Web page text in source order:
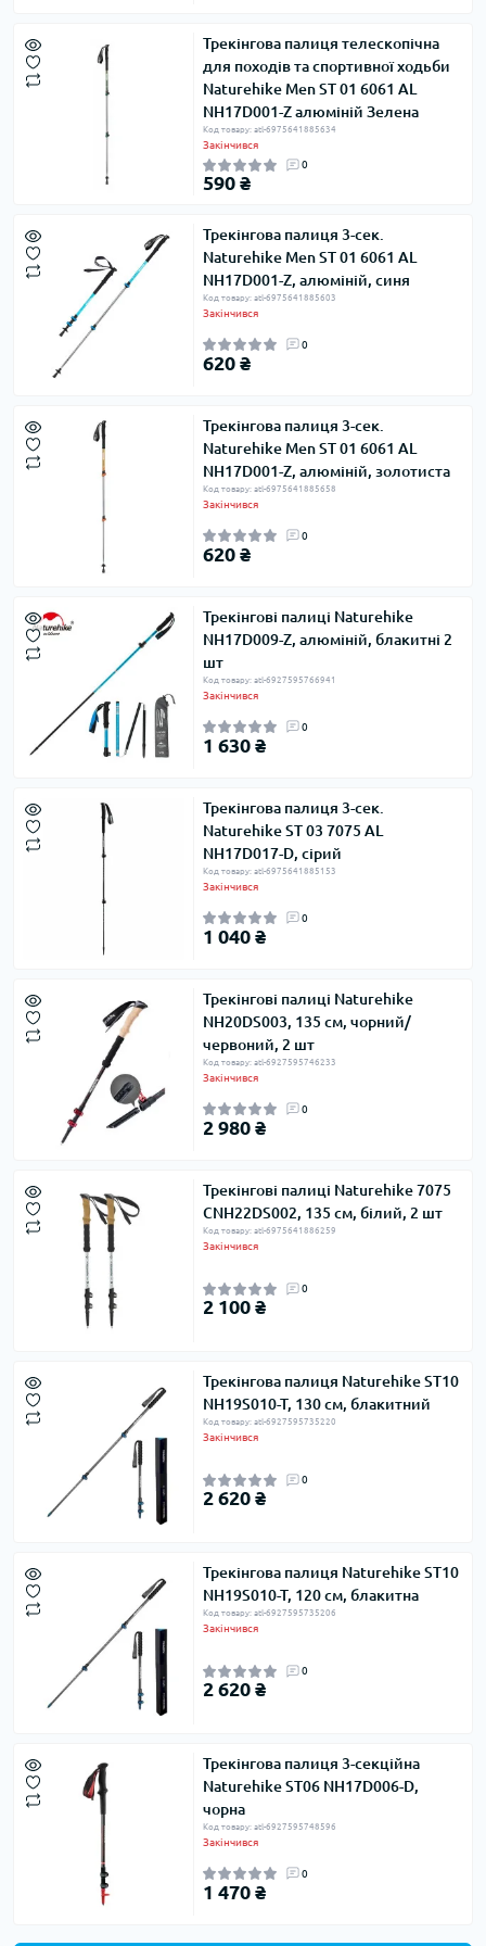
Трекінгова палиця телескопічна
для походів та спортивної ходьби
Naturehike Men ST 01 6061 AL
NH17D001-Z алюміній Зелена
Код товару: atl-6975641885634
Закінчився
0
590 ₴
Трекінгова палиця 3-сек.
Naturehike Men ST 01 6061 AL
NH17D001-Z, алюміній, синя
Код товару: atl-6975641885603
Закінчився
0
620 ₴
Трекінгова палиця 3-сек.
Naturehike Men ST 01 6061 AL
NH17D001-Z, алюміній, золотиста
Код товару: atl-6975641885658
Закінчився
0
620 ₴
Трекінгові палиці Naturehike
NH17D009-Z, алюміній, блакитні 2
шт
Код товару: atl-6927595766941
Закінчився
0
1 630 ₴
Трекінгова палиця 3-сек.
Naturehike ST 03 7075 AL
NH17D017-D, сірий
Код товару: atl-6975641885153
Закінчився
0
1 040 ₴
Трекінгові палиці Naturehike
NH20DS003, 135 см, чорний/
червоний, 2 шт
Код товару: atl-6927595746233
Закінчився
0
2 980 ₴
Трекінгові палиці Naturehike 7075
CNH22DS002, 135 см, білий, 2 шт
Код товару: atl-6975641886259
Закінчився
0
2 100 ₴
Трекінгова палиця Naturehike ST10
NH19S010-T, 130 см, блакитний
Код товару: atl-6927595735220
Закінчився
0
2 620 ₴
Трекінгова палиця Naturehike ST10
NH19S010-T, 120 см, блакитна
Код товару: atl-6927595735206
Закінчився
0
2 620 ₴
Трекінгова палиця 3-секційна
Naturehike ST06 NH17D006-D,
чорна
Код товару: atl-6927595748596
Закінчився
0
1 470 ₴